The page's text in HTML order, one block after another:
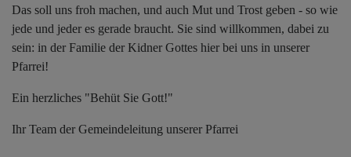
Das soll uns froh machen, und auch Mut und Trost geben - so wie
jede und jeder es gerade braucht. Sie sind willkommen, dabei zu
sein: in der Familie der Kidner Gottes hier bei uns in unserer
Pfarrei!
Ein herzliches "Behüt Sie Gott!"
Ihr Team der Gemeindeleitung unserer Pfarrei